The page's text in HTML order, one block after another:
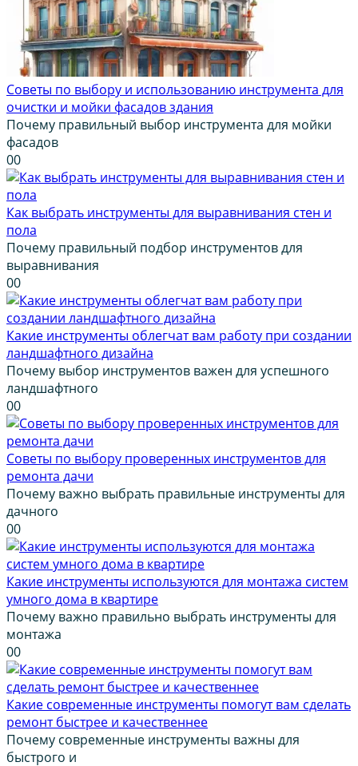
Советы по выбору и использованию инструмента для
очистки и мойки фасадов здания
Почему правильный выбор инструмента для мойки
фасадов
00
Как выбрать инструменты для выравнивания стен и
пола
Почему правильный подбор инструментов для
выравнивания
00
Какие инструменты облегчат вам работу при создании
ландшафтного дизайна
Почему выбор инструментов важен для успешного
ландшафтного
00
Советы по выбору проверенных инструментов для
ремонта дачи
Почему важно выбрать правильные инструменты для
дачного
00
Какие инструменты используются для монтажа систем
умного дома в квартире
Почему важно правильно выбрать инструменты для
монтажа
00
Какие современные инструменты помогут вам сделать
ремонт быстрее и качественнее
Почему современные инструменты важны для
быстрого и